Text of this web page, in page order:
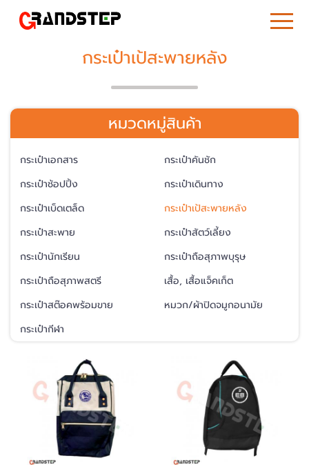
กระเป๋าเป้สะพายหลัง
หมวดหมู่สินค้า
กระเป๋าเอกสาร
กระเป๋าคันชัก
กระเป๋าช้อปปิ้ง
กระเป๋าเดินทาง
กระเป๋าเบ็ดเตล็ด
กระเป๋าเป้สะพายหลัง
กระเป๋าสะพาย
กระเป๋าสัตว์เลี้ยง
กระเป๋านักเรียน
กระเป๋าถือสุภาพบุรุษ
กระเป๋าถือสุภาพสตรี
เสื้อ, เสื้อแจ็คเก็ต
กระเป๋าสต๊อคพร้อมขาย
หมวก/ผ้าปิดจมูกอนามัย
กระเป๋ากีฬา